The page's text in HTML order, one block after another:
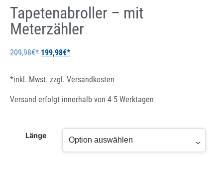
Tapetenabroller – mit
Meterzähler
209,98€ 199,98€
*inkl. Mwst. zzgl. Versandkosten
Versand erfolgt innerhalb von 4-5 Werktagen
Länge